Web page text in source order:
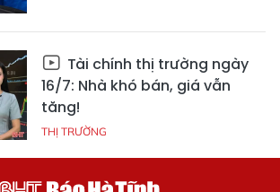
Tài chính thị trường ngày
16/7: Nhà khó bán, giá vẫn
tăng!
THỊ TRƯỜNG